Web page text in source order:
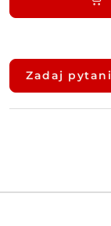
Dostępność
dostawa
Zadaj